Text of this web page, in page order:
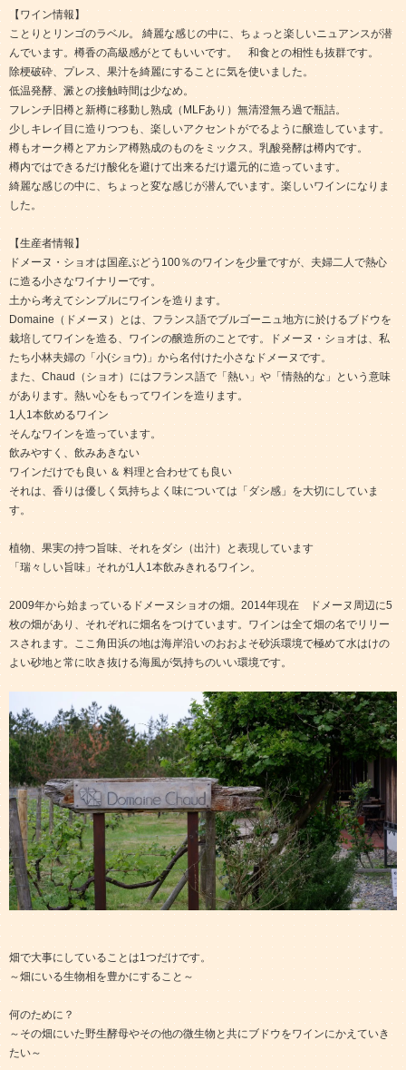
【ワイン情報】
ことりとリンゴのラベル。 綺麗な感じの中に、ちょっと楽しいニュアンスが潜
んでいます。樽香の高級感がとてもいいです。 和食との相性も抜群です。
除梗破砕、プレス、果汁を綺麗にすることに気を使いました。
低温発酵、澱との接触時間は少なめ。
フレンチ旧樽と新樽に移動し熟成（MLFあり）無清澄無ろ過で瓶詰。
少しキレイ目に造りつつも、楽しいアクセントがでるように醸造しています。
樽もオーク樽とアカシア樽熟成のものをミックス。乳酸発酵は樽内です。
樽内ではできるだけ酸化を避けて出来るだけ還元的に造っています。
綺麗な感じの中に、ちょっと変な感じが潜んでいます。楽しいワインになりま
した。
【生産者情報】
ドメーヌ・ショオは国産ぶどう100％のワインを少量ですが、夫婦二人で熱心
に造る小さなワイナリーです。
土から考えてシンプルにワインを造ります。
Domaine（ドメーヌ）とは、フランス語でブルゴーニュ地方に於けるブドウを
栽培してワインを造る、ワインの醸造所のことです。ドメーヌ・ショオは、私
たち小林夫婦の「小(ショウ)」から名付けた小さなドメーヌです。
また、Chaud（ショオ）にはフランス語で「熱い」や「情熱的な」という意味
があります。熱い心をもってワインを造ります。
1人1本飲めるワイン
そんなワインを造っています。
飲みやすく、飲みあきない
ワインだけでも良い ＆ 料理と合わせても良い
それは、香りは優しく気持ちよく味については「ダシ感」を大切にしていま
す。
植物、果実の持つ旨味、それをダシ（出汁）と表現しています
「瑞々しい旨味」それが1人1本飲みきれるワイン。
2009年から始まっているドメーヌショオの畑。2014年現在 ドメーヌ周辺に5
枚の畑があり、それぞれに畑名をつけています。ワインは全て畑の名でリリー
スされます。ここ角田浜の地は海岸沿いのおおよそ砂浜環境で極めて水はけの
よい砂地と常に吹き抜ける海風が気持ちのいい環境です。
畑で大事にしていることは1つだけです。
～畑にいる生物相を豊かにすること～
何のために？
～その畑にいた野生酵母やその他の微生物と共にブドウをワインにかえていき
たい～